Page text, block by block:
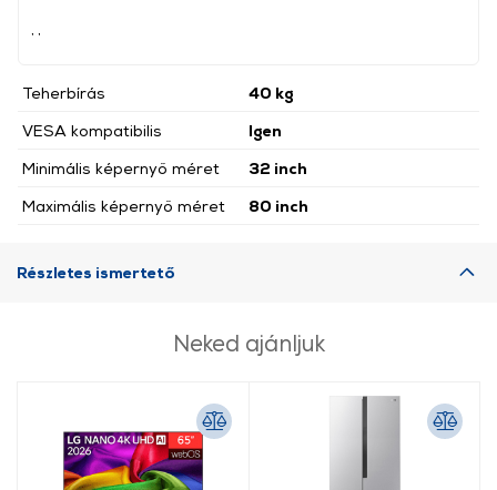
Teherbírás
40 kg
VESA kompatibilis
Igen
Minimális képernyő méret
32 inch
Maximális képernyő méret
80 inch
Részletes ismertető
Neked ajánljuk